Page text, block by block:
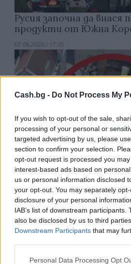
Cash.bg - Do Not Process My
If you wish to opt-out of the sale,
processing of your personal or
targeted advertising by us, please
section to confirm your selection.
opt-out request is processed you
interest-based ads based on
us or personal information disclosed
your opt-out. You may separately
disclosure of your personal
IAB’s list of downstream participants.
also be disclosed by us to third
Downstream Participants that may
Personal Data Processing Opt
Русия започна да внася
продукти от Южна
07.08.2026 / 17:05
Древен храм на почти
откриха под кафене за
Полша
07.08.2026 / 16:00